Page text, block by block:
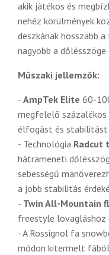
akik játékos és
nehéz körülmények
deszkának hosszabb
nagyobb a dőlésszöge
Műszaki jellemzők:
- AmpTek Elite 60-
megfelelő
élfogást és
- Technológia Radcut
hátrameneti
sebességű
a jobb stabilitás
- Twin All-Mountain
freestyle lovagláshoz
- A Rossignol fa
módon kitermelt